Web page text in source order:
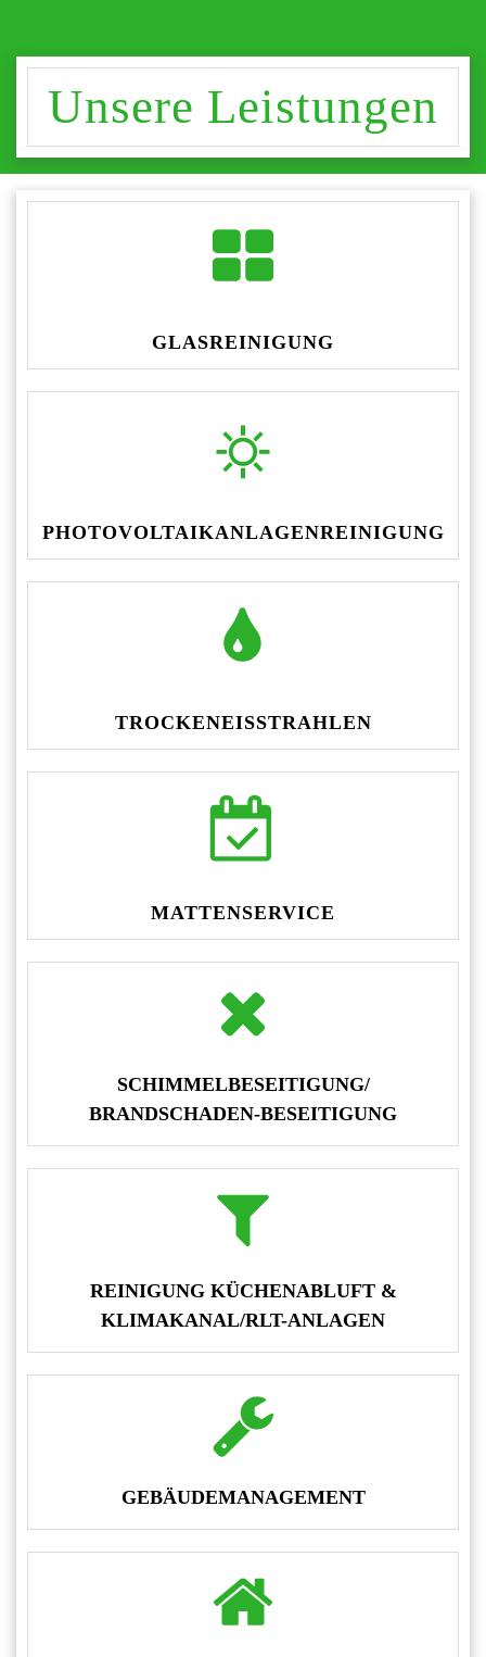
Unsere Leistungen
GLASREINIGUNG
PHOTOVOLTAIKANLAGENREINIGUNG
TROCKENEISSTRAHLEN
MATTENSERVICE
SCHIMMELBESEITIGUNG/
BRANDSCHADEN-BESEITIGUNG
REINIGUNG KÜCHENABLUFT &
KLIMAKANAL/RLT-ANLAGEN
GEBÄUDEMANAGEMENT